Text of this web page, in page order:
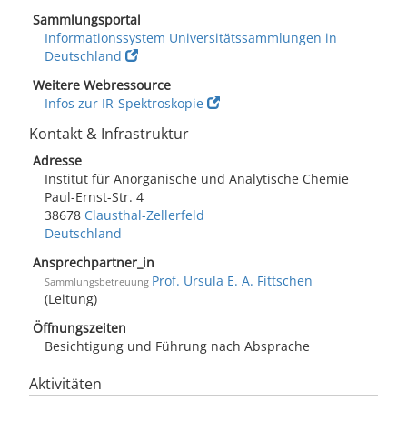
Sammlungsportal
Informationssystem Universitätssammlungen in
Deutschland
Weitere Webressource
Infos zur IR-Spektroskopie
Kontakt & Infrastruktur
Adresse
Institut für Anorganische und Analytische Chemie
Paul-Ernst-Str. 4
38678 Clausthal-Zellerfeld
Deutschland
Ansprechpartner_in
Sammlungsbetreuung Prof. Ursula E. A. Fittschen
(Leitung)
Öffnungszeiten
Besichtigung und Führung nach Absprache
Aktivitäten